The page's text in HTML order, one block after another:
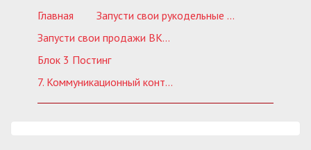
Главная
Запусти свои рукодельные продажи ВКонтакте. Обучающий курс по созданию продающей группы
Запусти свои продажи ВКОНТАКТЕ 4.0
Блок 3 Постинг
7. Коммуникационный контент